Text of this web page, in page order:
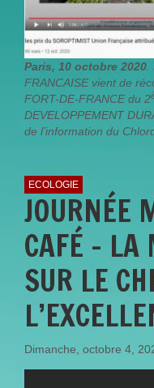
Paris, 10 octobre 2020
FRANCAISE vient de
FORT-DE-FRANCE du 2
DEVELOPPEMENT
de l’information du
ECOLOGIE
JOURNÉE
CAFÉ - LA
SUR LE
Dimanche, octobre 4,